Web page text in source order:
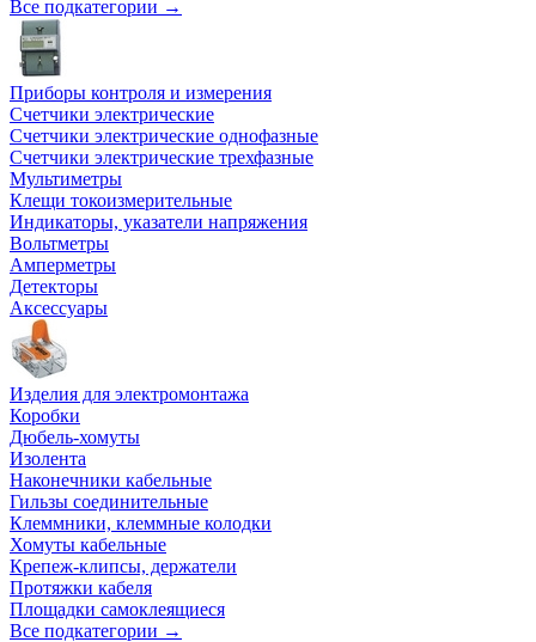
Все подкатегории →
Приборы контроля и измерения
Счетчики электрические
Счетчики электрические однофазные
Счетчики электрические трехфазные
Мультиметры
Клещи токоизмерительные
Индикаторы, указатели напряжения
Вольтметры
Амперметры
Детекторы
Аксессуары
Изделия для электромонтажа
Коробки
Дюбель-хомуты
Изолента
Наконечники кабельные
Гильзы соединительные
Клеммники, клеммные колодки
Хомуты кабельные
Крепеж-клипсы, держатели
Протяжки кабеля
Площадки самоклеящиеся
Все подкатегории →